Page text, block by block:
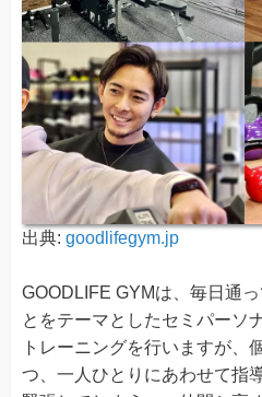
出典: goodlifegym.jp
GOODLIFE GYMは、毎日通
とをテーマとしたセミパーソ
トレーニングを行いますが、
つ、一人ひとりにあわせて指